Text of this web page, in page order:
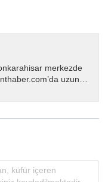
merkezde
uzun